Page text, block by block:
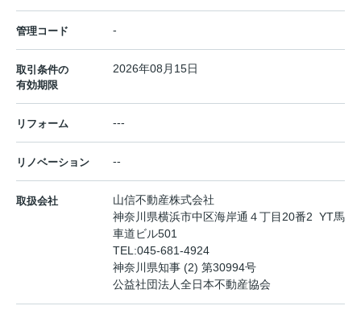
管理コード -
取引条件の
有効期限
2026年08月15日
リフォーム ---
リノベーション --
取扱会社
山信不動産株式会社
神奈川県横浜市中区海岸通４丁目20番2 YT馬
車道ビル501
TEL:045-681-4924
神奈川県知事 (2) 第30994号
公益社団法人全日本不動産協会